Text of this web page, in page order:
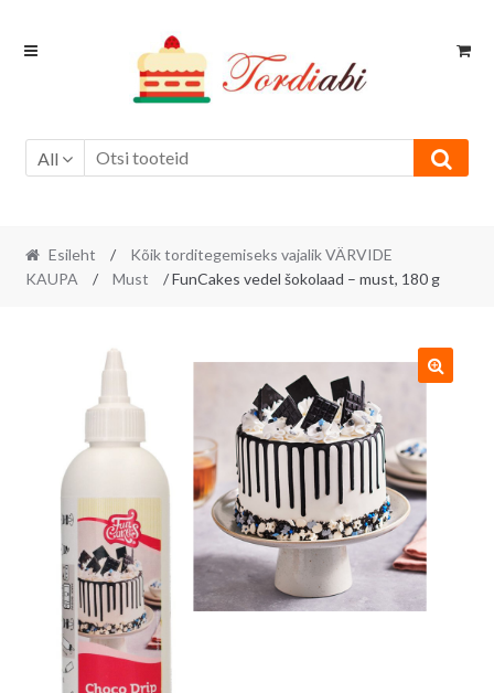
Skip
Skip
All
Esileht /
Kõik torditegemiseks vajalik VÄRVIDE
KAUPA
/ Must / FunCakes vedel šokolaad – must, 180 g